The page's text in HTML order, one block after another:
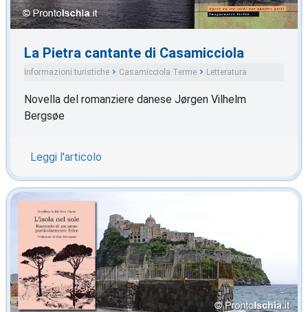
La Pietra cantante di Casamicciola
Informazioni turistiche Casamicciola Terme Letteratura
Novella del romanziere danese Jørgen Vilhelm
Bergsøe
Leggi l'articolo